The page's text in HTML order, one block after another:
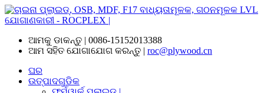
ଆମକୁ ଡାକନ୍ତୁ | 0086-15152013388
ଆମ ସହିତ ଯୋଗାଯୋଗ କରନ୍ତୁ | roc@plywood.cn
ଘର
ଉତ୍ପାଦଗୁଡିକ